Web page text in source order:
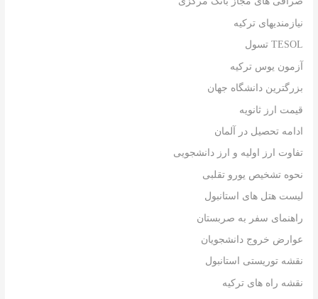
نیازمندیهای ترکیه
TESOL تسول
آزمون یوس ترکیه
بزرگترین دانشگاه جهان
قیمت ارز ثانویه
ادامه تحصیل در آلمان
تفاوت ارز اولیه و ارز دانشجویی
نحوه تشخیص یورو تقلبی
لیست هتل های استانبول
راهنمای سفر به صربستان
عوارض خروج دانشجویان
نقشه توریستی استانبول
نقشه راه های ترکیه